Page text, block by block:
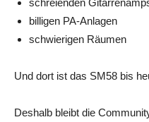
schreienden
billigen PA-Anlagen
schwierigen Räumen
Und dort ist das SM58 bis
Deshalb bleibt die